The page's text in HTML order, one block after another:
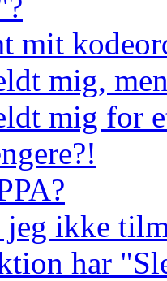
mit
mig,
mig for
ikke
har